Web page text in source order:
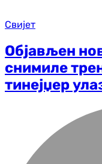
Свијет
Објављен
снимиле
тинејџер